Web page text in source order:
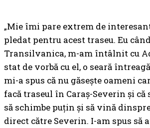
„Mie îmi pare extrem de
pledat pentru acest traseu. Eu
Transilvanica, m-am întâlnit cu
stat de vorbă cu el, o seară
mi-a spus că nu găsește oameni
facă traseul în Caraș-Severin și că
să schimbe puțin și să vină
direct către Severin. I-am spus să